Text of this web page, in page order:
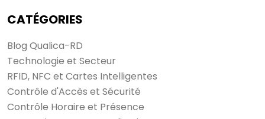
CATÉGORIES
Blog Qualica-RD
Technologie et Secteur
RFID, NFC et Cartes Intelligentes
Contrôle d'Accès et Sécurité
Contrôle Horaire et Présence